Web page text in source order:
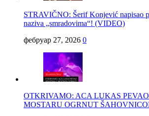
STRAVIČNO: Šerif Konjević napisao
naziva „smradovima“! (VIDEO)
фебруар 27, 2026 0
OTKRIVAMO: ACA LUKAS
MOSTARU OGRNUT